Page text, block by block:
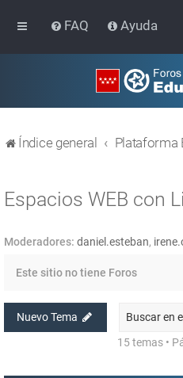
FAQ Ayuda
Índice general
Espacios WEB con
Moderadores: daniel.esteban,
Este sitio no tiene Foros
Nuevo Tema
15 temas •